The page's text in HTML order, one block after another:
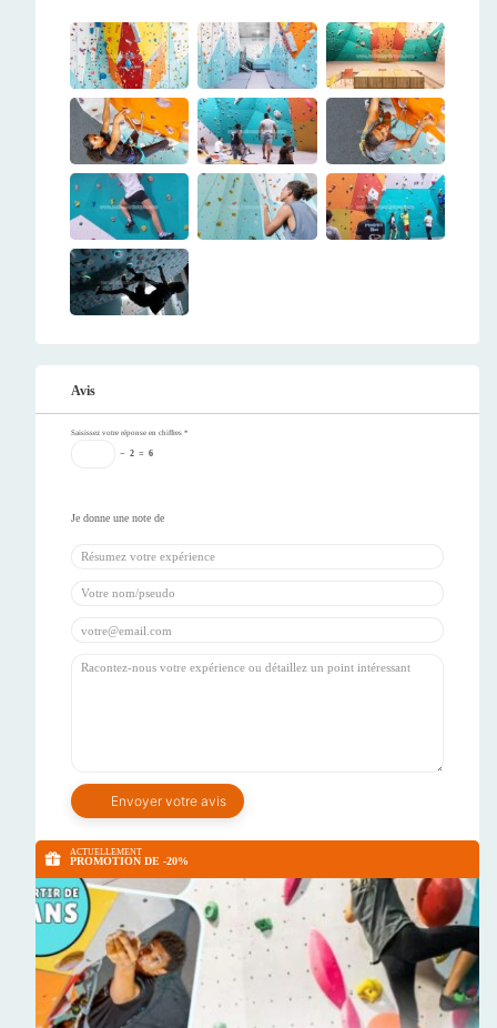
Avis
Saisissez votre réponse en chiffres *
− 2 = 6
ACTUELLEMENT
PROMOTION DE -20%